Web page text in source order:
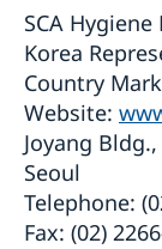
SCA
Korea
Country
Website:
Joyang
Seoul
Telephone:
Fax: (02)